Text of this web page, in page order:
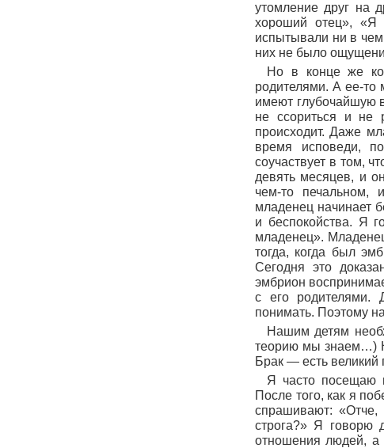
утомление друг на
хороший отец»,
испытывали ни в
них не было
Но в конце же
родителями. А ее-то
имеют глубочайшую
не ссориться и не
происходит. Даже
время исповеди,
соучаствует в том,
девять месяцев, и
чем-то печальном,
младенец начинает
и беспокойства. Я
младенец».
тогда, когда был
Сегодня это
эмбрион
с его родителями.
понимать. Поэтому
Нашим детям
теорию мы знаем…)
Брак — есть великий
Я часто посещаю
После того, как я
спрашивают:
строга?» Я говорю
отношения людей, а